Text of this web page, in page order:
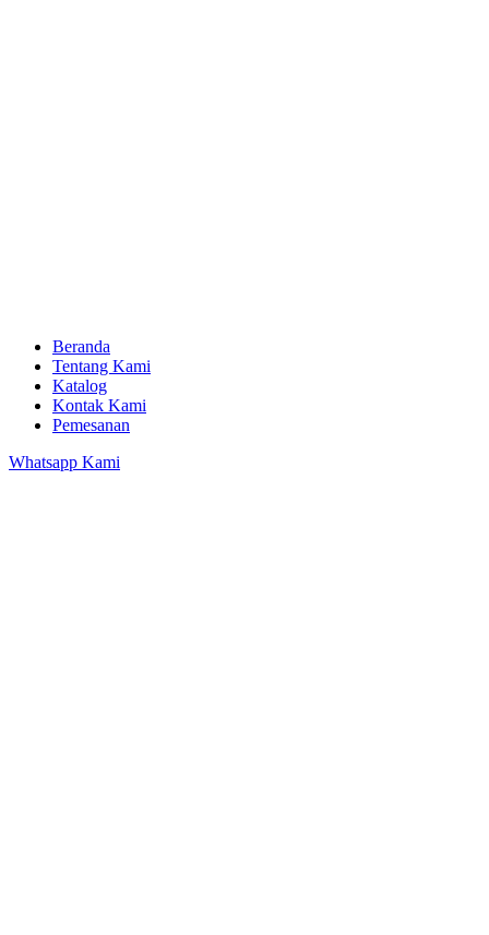
Beranda
Tentang Kami
Katalog
Kontak Kami
Pemesanan
Whatsapp Kami